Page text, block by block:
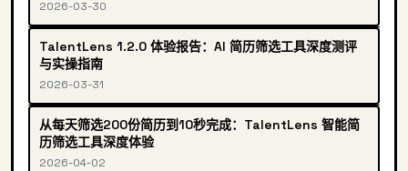
2026-03-30
TalentLens 1.2.0 体验报告：AI 简历筛选工具深度测评
与实操指南
2026-03-31
从每天筛选200份简历到10秒完成：TalentLens 智能简
历筛选工具深度体验
2026-04-02